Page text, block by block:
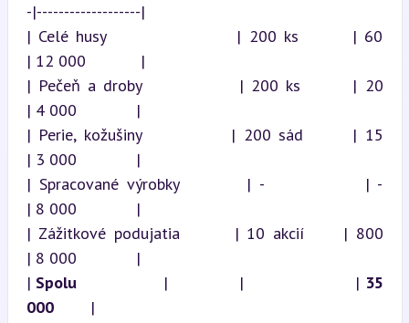
-|-------------------|
| Celé husy                 | 200 ks       | 60
| 12 000            |
| Pečeň a droby             | 200 ks       | 20
| 4 000             |
| Perie, kožušiny           | 200 sád      | 15
| 3 000             |
| Spracované výrobky        | -            | -
| 8 000             |
| Zážitkové podujatia       | 10 akcií     | 800
| 8 000             |
| Spolu
                 |              |                      |
35
000
        |